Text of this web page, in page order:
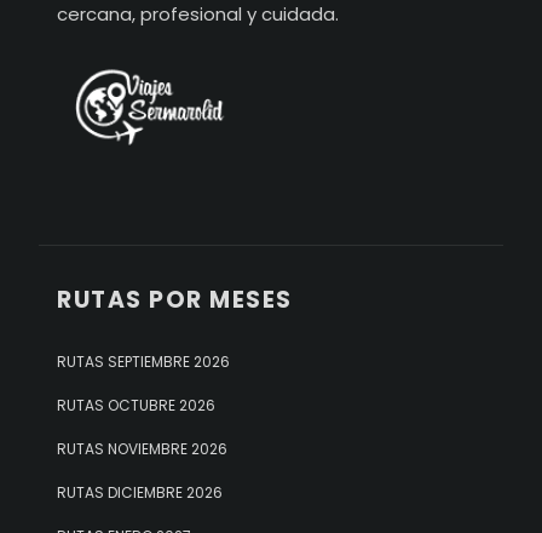
cercana, profesional y cuidada.
RUTAS POR MESES
RUTAS SEPTIEMBRE 2026
RUTAS OCTUBRE 2026
RUTAS NOVIEMBRE 2026
RUTAS DICIEMBRE 2026